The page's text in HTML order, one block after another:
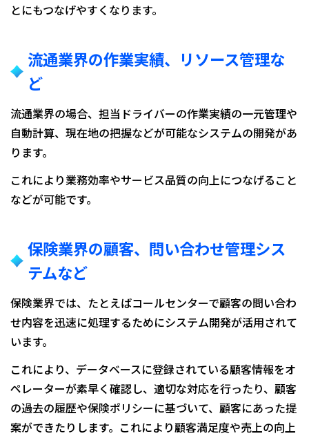
とにもつなげやすくなります。
流通業界の作業実績、リソース管理な
ど
流通業界の場合、担当ドライバーの作業実績の一元管理や
自動計算、現在地の把握などが可能なシステムの開発があ
ります。
これにより業務効率やサービス品質の向上につなげること
などが可能です。
保険業界の顧客、問い合わせ管理シス
テムなど
保険業界では、たとえばコールセンターで顧客の問い合わ
せ内容を迅速に処理するためにシステム開発が活用されて
います。
これにより、データベースに登録されている顧客情報をオ
ペレーターが素早く確認し、適切な対応を行ったり、顧客
の過去の履歴や保険ポリシーに基づいて、顧客にあった提
案ができたりします。これにより顧客満足度や売上の向上